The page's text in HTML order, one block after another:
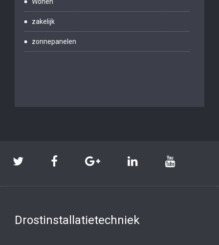
zakelijk
zonnepanelen
Drostinstallatietechniek